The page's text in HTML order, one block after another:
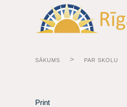
SĀKUMS PAR SKOLU
Print